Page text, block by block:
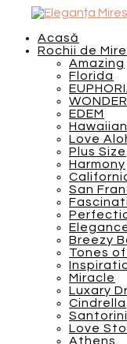
Acasă
Rochii de
Amazing
Florida
EDEM
Love
Plus Size
Harmony
San
Breezy
Tones
Miracle
Luxary
Cindrella
Santorini
Love
Athens